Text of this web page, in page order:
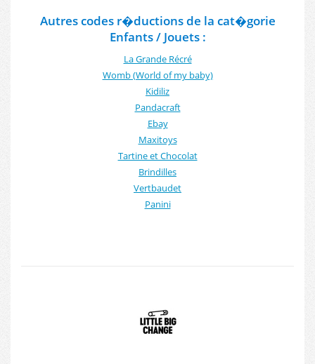
Autres codes r�ductions de la cat�gorie
Enfants / Jouets :
La Grande Récré
Womb (World of my baby)
Kidiliz
Pandacraft
Ebay
Maxitoys
Tartine et Chocolat
Brindilles
Vertbaudet
Panini